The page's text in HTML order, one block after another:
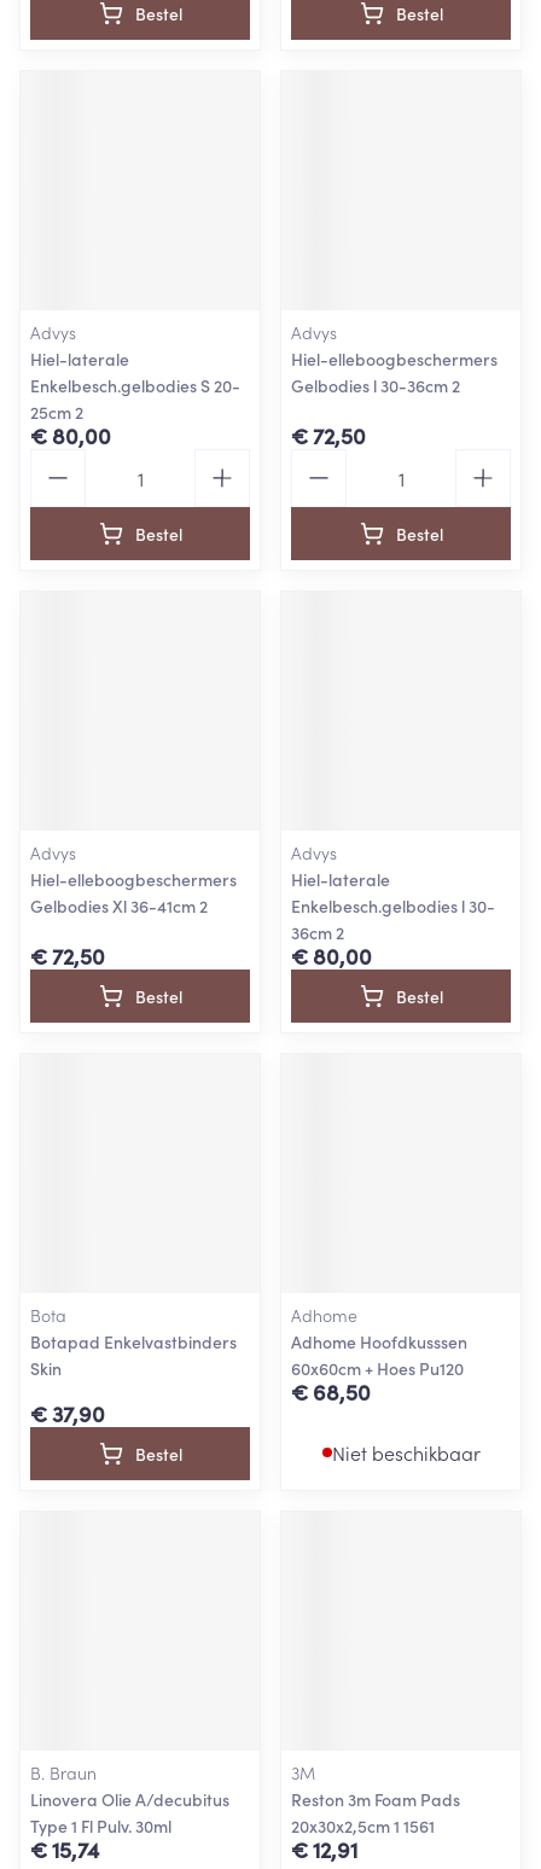
Bestel Bestel
Advys
Hiel-laterale
Enkelbesch.gelbodies S 20-
25cm 2
€ 80,00
Bestel
Advys
Hiel-elleboogbeschermers
Gelbodies l 30-36cm 2
€ 72,50
Bestel
Advys
Hiel-elleboogbeschermers
Gelbodies Xl 36-41cm 2
€ 72,50
Bestel
Advys
Hiel-laterale
Enkelbesch.gelbodies l 30-
36cm 2
€ 80,00
Bestel
Bota
Botapad Enkelvastbinders
Skin
€ 37,90
Bestel
Adhome
Adhome Hoofdkusssen
60x60cm + Hoes Pu120
€ 68,50
Niet beschikbaar
B. Braun
Linovera Olie A/decubitus
Type 1 Fl Pulv. 30ml
€ 15,74
3M
Reston 3m Foam Pads
20x30x2,5cm 1 1561
€ 12,91